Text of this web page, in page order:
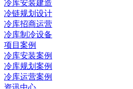
冷库安装建造
冷链规划设计
冷库招商运营
冷库制冷设备
项目案例
冷库安装案例
冷库规划案例
冷库运营案例
资讯中心